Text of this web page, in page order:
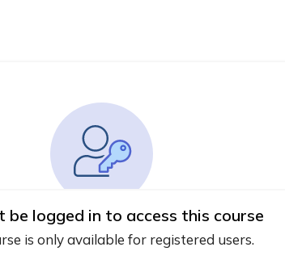
be logged in to access this course
is only available for registered users.